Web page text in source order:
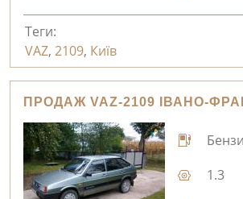
Теги:
VAZ, 2109, Київ
ПРОДАЖ VAZ-2109 ІВАНО-
1.3